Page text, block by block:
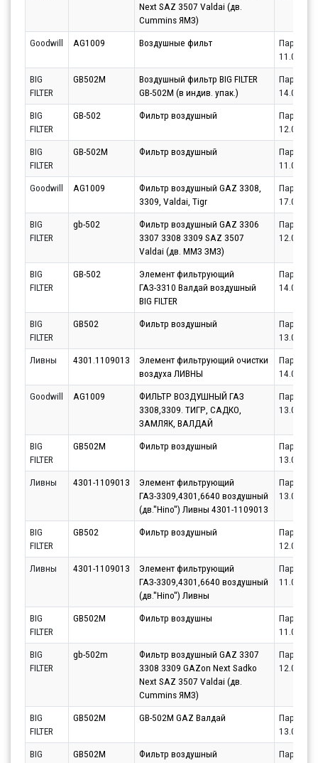
Next SAZ 3507 Valdai (дв.
Cummins ЯМЗ)
Goodwill AG1009 Воздушные фильт
Партнёр
BIG
FILTER
GB502M
Воздушный фильтр BIG FILTER
GB-502M (в индив. упак.)
Партнёр
BIG
FILTER
GB-502 Фильтр воздушный
Партнёр
BIG
FILTER
GB-502M Фильтр воздушный
Партнёр
Goodwill
AG1009
Фильтр воздушный GAZ 3308,
3309, Valdai, Tigr
Партнёр
BIG
FILTER
gb-502
Фильтр воздушный GAZ 3306
3307 3308 3309 SAZ 3507
Valdai (дв. ММЗ ЗМЗ)
Партнёр
BIG
FILTER
GB-502
Элемент фильтрующий
ГАЗ-3310 Валдай воздушный
BIG FILTER
Партнёр
BIG
FILTER
GB502 Фильтр воздушный
Партнёр
Ливны
4301.1109013
Элемент фильтрующий очистки
воздуха ЛИВНЫ
Партнёр
Goodwill
AG1009
ФИЛЬТР ВОЗДУШНЫЙ ГАЗ
3308,3309. ТИГР, САДКО,
ЗАМЛЯК, ВАЛДАЙ
Партнёр
BIG
FILTER
GB502M Фильтр воздушный
Партнёр
Ливны
4301-1109013
Элемент фильтрующий
ГАЗ-3309,4301,6640 воздушный
(дв.''Hino'') Ливны 4301-1109013
Партнёр
BIG
FILTER
GB502 Фильтр воздушный
Партнёр
Ливны
4301-1109013
Элемент фильтрующий
ГАЗ-3309,4301,6640 воздушный
(дв.''Hino'') Ливны
Партнёр
BIG
FILTER
GB502M Фильтр воздушны
Партнёр
BIG
FILTER
gb-502m
Фильтр воздушный GAZ 3307
3308 3309 GAZon Next Sadko
Next SAZ 3507 Valdai (дв.
Cummins ЯМЗ)
Партнёр
BIG
FILTER
GB502M GB-502M GAZ Валдай
Партнёр
BIG
GB502M Фильтр воздушный
Партнёр